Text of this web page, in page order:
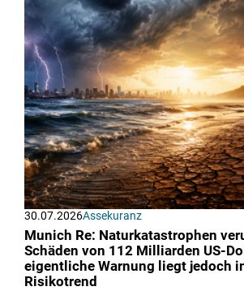
30.07.2026Assekuranz
Munich Re: Naturkatastrophen
Schäden von 112 Milliarden US-
eigentliche Warnung liegt jedoch
Risikotrend